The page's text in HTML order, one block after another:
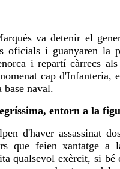
va detenir el
oficials i guanyaren la
i repartí càrrecs als
cap d'Infanteria,
naval.
entorn a la
d'haver assassinat
que feien xantatge a
qualsevol exèrcit, si